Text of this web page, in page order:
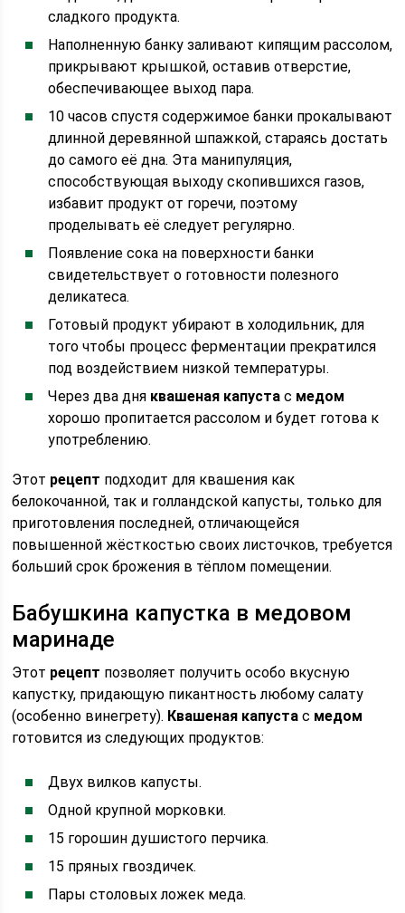
сладкого продукта.
Наполненную банку заливают кипящим рассолом,
прикрывают крышкой, оставив отверстие,
обеспечивающее выход пара.
10 часов спустя содержимое банки прокалывают
длинной деревянной шпажкой, стараясь достать
до самого её дна. Эта манипуляция,
способствующая выходу скопившихся газов,
избавит продукт от горечи, поэтому
проделывать её следует регулярно.
Появление сока на поверхности банки
свидетельствует о готовности полезного
деликатеса.
Готовый продукт убирают в холодильник, для
того чтобы процесс ферментации прекратился
под воздействием низкой температуры.
Через два дня квашеная капуста с медом
хорошо пропитается рассолом и будет готова к
употреблению.
Этот рецепт подходит для квашения как
белокочанной, так и голландской капусты, только для
приготовления последней, отличающейся
повышенной жёсткостью своих листочков, требуется
больший срок брожения в тёплом помещении.
Бабушкина капустка в медовом
маринаде
Этот рецепт позволяет получить особо вкусную
капустку, придающую пикантность любому салату
(особенно винегрету). Квашеная капуста с медом
готовится из следующих продуктов:
Двух вилков капусты.
Одной крупной морковки.
15 горошин душистого перчика.
15 пряных гвоздичек.
Пары столовых ложек меда.